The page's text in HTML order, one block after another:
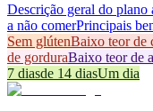
Descrição geral do plano
a não comerPrincipais
Sem glútenBaixo teor de
de gorduraBaixo teor de
7 diasde 14 diasUm dia